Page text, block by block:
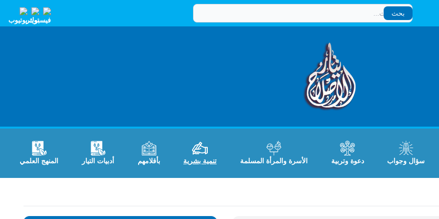
بحث
بحث
سؤال وجواب دعوة وتربية الأسرة والمرأة المسلمة تنمية بشرية بأقلامهم أدبيات التيار المنهج العلمي